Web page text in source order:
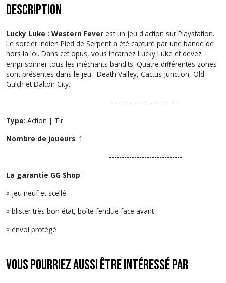
Description
Lucky Luke : Western Fever est un jeu d'action sur Playstation.
Le sorcier indien Pied de Serpent a été capturé par une bande de
hors la loi. Dans cet opus, vous incarnez Lucky Luke et devez
emprisonner tous les méchants bandits. Quatre différentes zones
sont présentes dans le jeu : Death Valley, Cactus Junction, Old
Gulch et Dalton City.
-----------------------------
Type: Action | Tir
Nombre de joueurs: 1
-----------------------------
La garantie GG Shop:
¤ jeu neuf et scellé
¤ blister très bon état, boîte fendue face avant
¤ envoi protégé
Vous pourriez aussi être intéressé par